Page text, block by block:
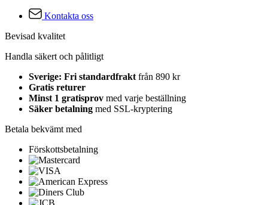
Kontakta oss
Bevisad kvalitet
Handla säkert och pålitligt
Sverige: Fri standardfrakt från 890 kr
Gratis returer
Minst 1 gratisprov med varje beställning
Säker betalning med SSL-kryptering
Betala bekvämt med
Förskottsbetalning